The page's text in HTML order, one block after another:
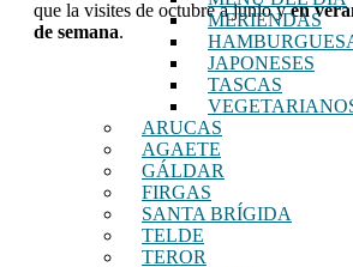
MERIENDAS
JAPONESES
TASCAS
ARUCAS
AGAETE
GÁLDAR
FIRGAS
SANTA BRÍGIDA
TELDE
TEROR
que la visites de octubre a junio yen
de semana.